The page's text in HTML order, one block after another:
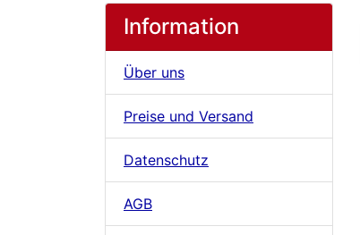
Information
Über uns
Preise und Versand
Datenschutz
AGB